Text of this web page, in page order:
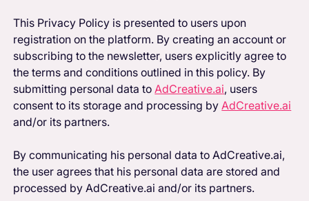
This Privacy Policy is presented to users upon
registration on the platform. By creating an account or
subscribing to the newsletter, users explicitly agree to
the terms and conditions outlined in this policy. By
submitting personal data to AdCreative.ai, users
consent to its storage and processing by AdCreative.ai
and/or its partners.
By communicating his personal data to AdCreative.ai,
the user agrees that his personal data are stored and
processed by AdCreative.ai and/or its partners.